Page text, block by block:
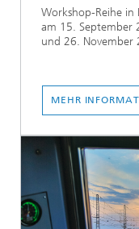
Workshop-Reihe in
am 15.
und 26. November
MEHR